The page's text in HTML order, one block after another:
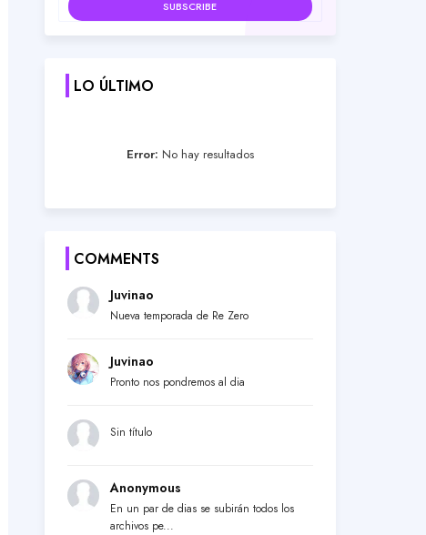
LO ÚLTIMO
Error: No hay resultados
COMMENTS
Juvinao
Nueva temporada de Re Zero
Juvinao
Pronto nos pondremos al dia
Sin título
Anonymous
En un par de dias se subirán todos los
archivos pe...